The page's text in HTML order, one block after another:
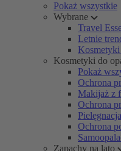
Pokaż wszystkie
Wybrane
Travel
Letnie
Kosmetyki do
Pokaż
Ochrona
Makijaż z
Ochrona
Ochrona
Zapachy na lato